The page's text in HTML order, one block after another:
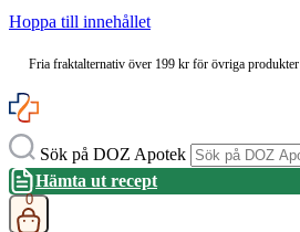
Hoppa till innehållet
Fria fraktalternativ över 199 kr för övriga produkter
Sök på DOZ Apotek
Hämta ut recept
0